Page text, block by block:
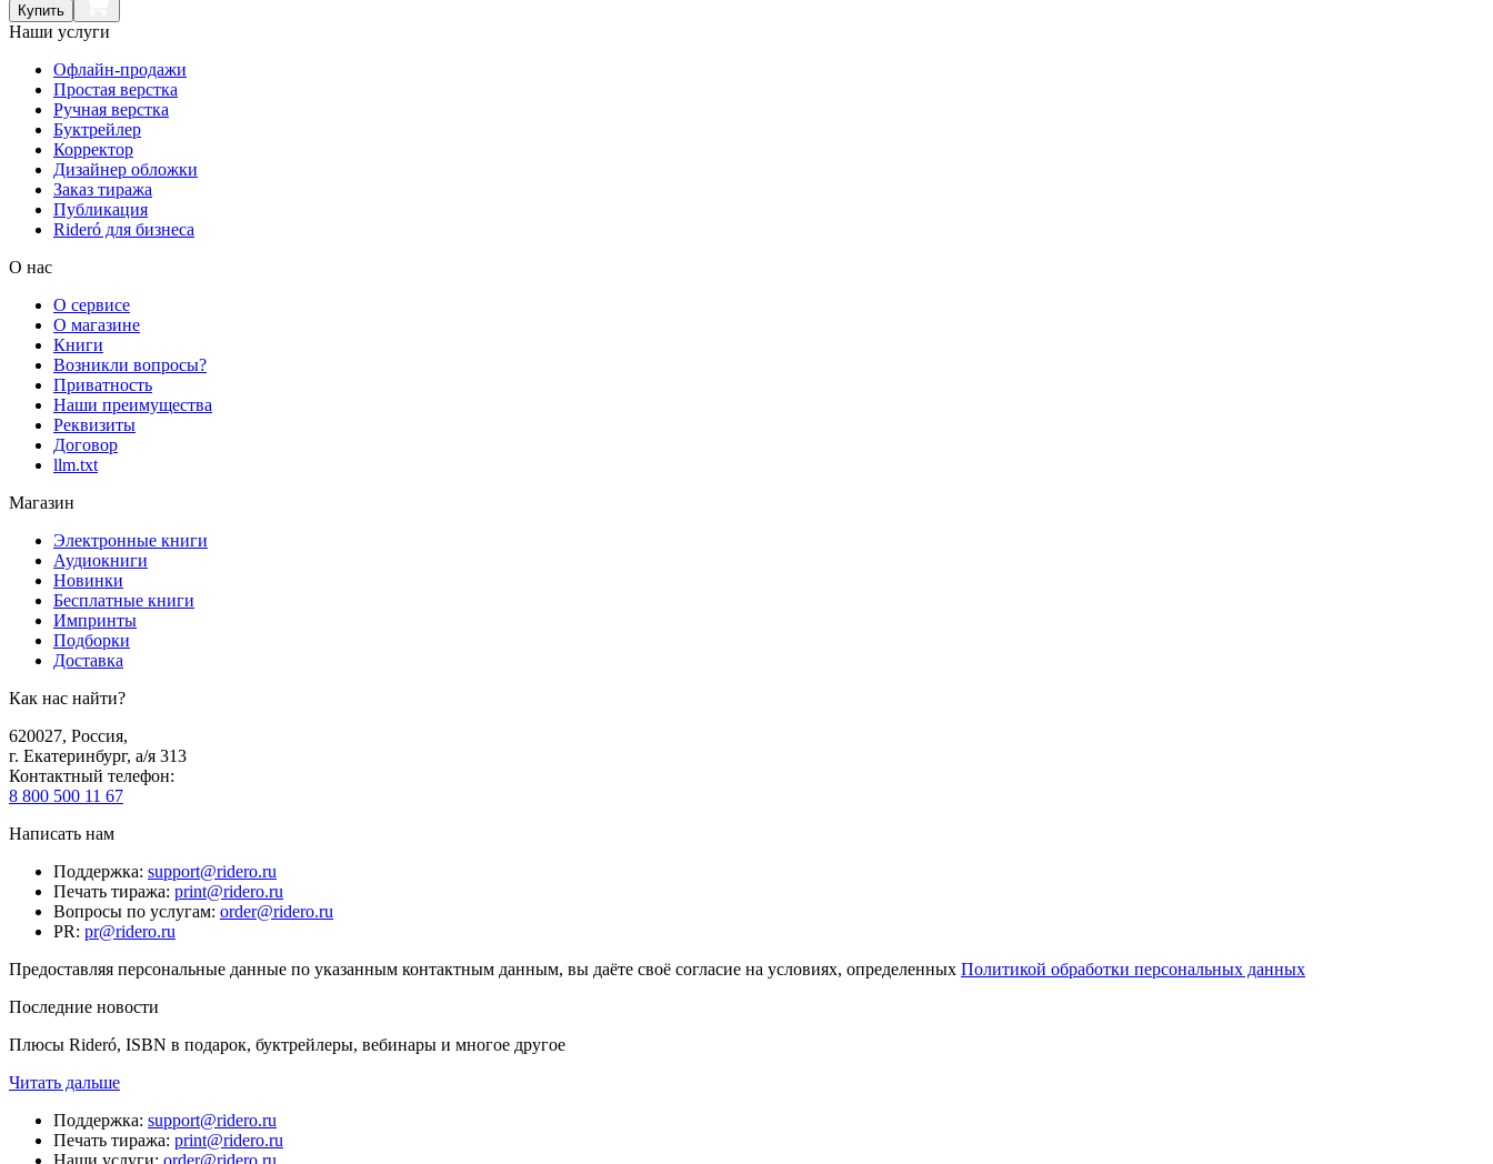
Купить
Наши услуги
Офлайн-продажи
Простая верстка
Ручная верстка
Буктрейлер
Корректор
Дизайнер обложки
Заказ тиража
Публикация
Rideró для бизнеса
О нас
О сервисе
О магазине
Книги
Возникли вопросы?
Приватность
Наши преимущества
Реквизиты
Договор
llm.txt
Магазин
Электронные книги
Аудиокниги
Новинки
Бесплатные книги
Импринты
Подборки
Доставка
Как нас найти?
620027, Россия,
г. Екатеринбург, а/я 313
Контактный телефон:
8 800 500 11 67
Написать нам
Поддержка: support@ridero.ru
Печать тиража: print@ridero.ru
Вопросы по услугам: order@ridero.ru
PR: pr@ridero.ru
Предоставляя персональные данные по указанным контактным данным, вы даёте своё согласие на условиях, определенных Политикой обработки персональных данных
Последние новости
Плюсы Rideró, ISBN в подарок, буктрейлеры, вебинары и многое другое
Читать дальше
Поддержка: support@ridero.ru
Печать тиража: print@ridero.ru
Наши услуги: order@ridero.ru